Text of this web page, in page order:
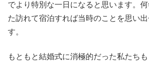
でより特別な一日になると思います。
た訪れて宿泊すれば当時のことを思い
す。
もともと結婚式に消極的だった私たちも